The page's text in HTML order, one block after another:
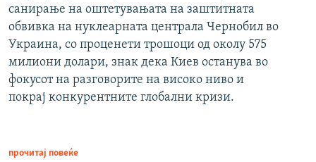
санирање на оштетувањата на заштитната
обвивка на нуклеарната централа Чернобил во
Украина, со проценети трошоци од околу 575
милиони долари, знак дека Киев останува во
фокусот на разговорите на високо ниво и
покрај конкурентните глобални кризи.
прочитај повеќе